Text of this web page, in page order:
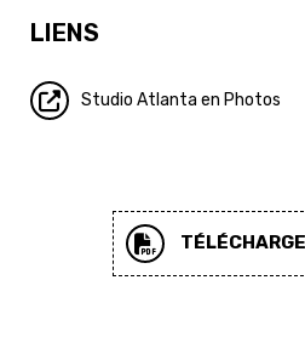
LIENS
Studio Atlanta en Photos